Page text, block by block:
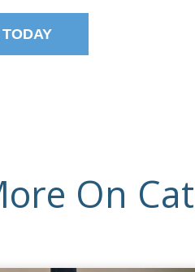
On